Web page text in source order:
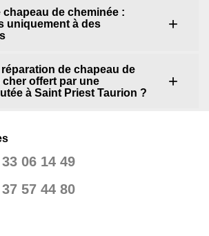
chapeau de cheminée :
uniquement à des
de chapeau de
offert par une
à Saint Priest Taurion ?
06 14 49
57 44 80